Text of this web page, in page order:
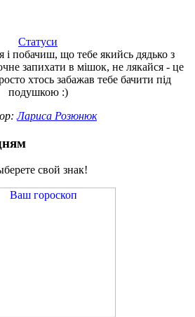
Статуси
побачиш, що тебе якийсь дядько з
запихати в мішок, не лякайся - це
хтось забажав тебе бачити під
подушкою :)
Лариса Розюнюк
свой знак!